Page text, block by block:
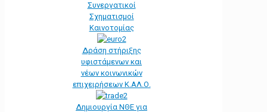
Συνεργατικοί
Σχηματισμοί
Καινοτομίας
Δράση στήριξης
υφιστάμενων και
νέων κοινωνικών
επιχειρήσεων Κ.ΑΛ.Ο.
Δημιουργία ΝΘΕ για